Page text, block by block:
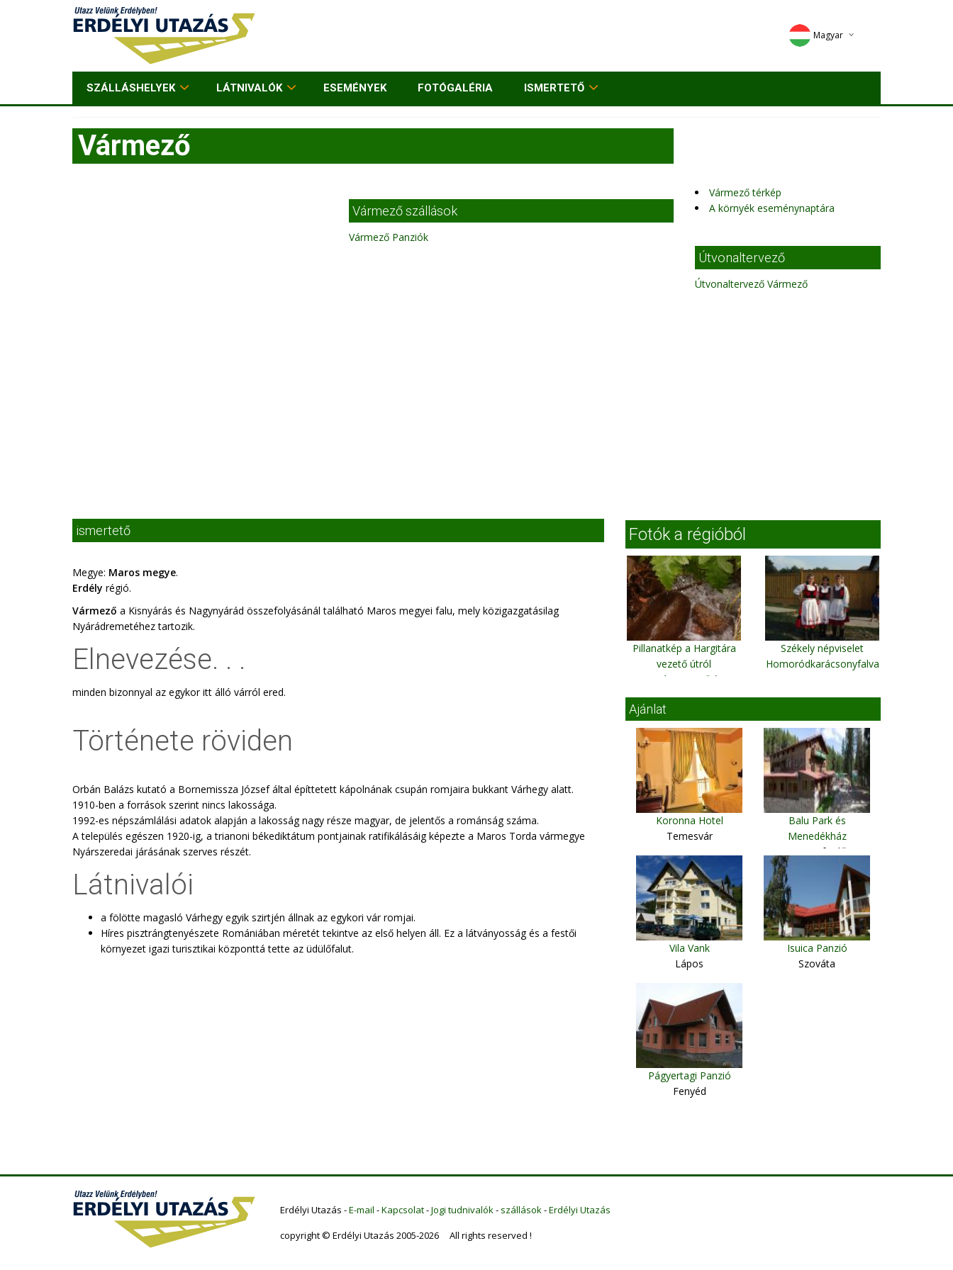
Magyar
Deutsch
SZÁLLÁSHELYEK LÁTNIVALÓK ESEMÉNYEK FOTÓGALÉRIA ISMERTETŐ
Vármező
Vármező szállások
Vármező Panziók
Vármező térkép
A környék eseménynaptára
Útvonaltervező
Útvonaltervező Vármező
ismertető
Megye: Maros megye.
Erdély régió.
Vármező a Kisnyárás és Nagynyárád összefolyásánál található Maros megyei falu, mely közigazgatásilag
Nyárádremetéhez tartozik.
Elnevezése. . .
minden bizonnyal az egykor itt álló várról ered.
Története röviden
Orbán Balázs kutató a Bornemissza József által építtetett kápolnának csupán romjaira bukkant Várhegy alatt.
1910-ben a források szerint nincs lakossága.
1992-es népszámlálási adatok alapján a lakosság nagy része magyar, de jelentős a románság száma.
A település egészen 1920-ig, a trianoni békediktátum pontjainak ratifikálásáig képezte a Maros Torda vármegye
Nyárszeredai járásának szerves részét.
Látnivalói
a fölötte magasló Várhegy egyik szirtjén állnak az egykori vár romjai.
Híres pisztrángtenyészete Romániában méretét tekintve az első helyen áll. Ez a látványosság és a festői
környezet igazi turisztikai központtá tette az üdülőfalut.
Fotók a régióból
Pillanatkép a Hargitára
vezető útról
Hargitára vezető úton
2005.08.04-én
Székely népviselet
Homoródkarácsonyfalva
Ajánlat
Koronna Hotel
Temesvár
Balu Park és
Menedékház
Hargitafürdő
Vila Vank
Lápos
Isuica Panzió
Szováta
Págyertagi Panzió
Fenyéd
Erdélyi Utazás -E-mail -Kapcsolat-Jogi tudnivalók- szállások-Erdélyi Utazás
copyright © Erdélyi Utazás 2005-2026 All rights reserved !